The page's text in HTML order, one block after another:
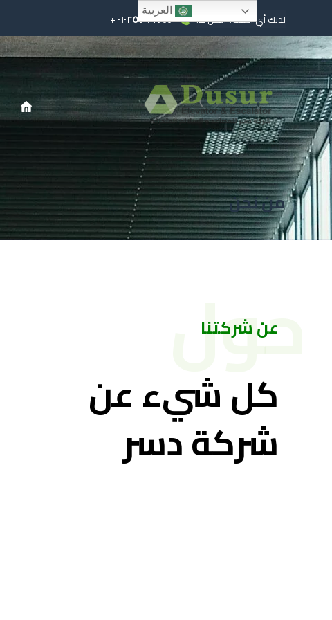
لديك أي أسئلة؟ اتصل بنا! ٠١٠٢٥٢٩٩٧٤٤ +
من نحن
حول
عن شركتنا
كل شيء عن
شركة دسر
العربية